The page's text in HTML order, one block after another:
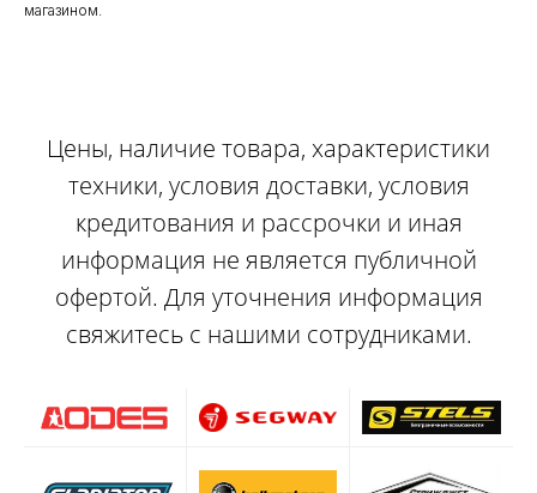
магазином.
Цены, наличие товара, характеристики
техники, условия доставки, условия
кредитования и рассрочки и иная
информация не является публичной
офертой. Для уточнения информация
свяжитесь с нашими сотрудниками.